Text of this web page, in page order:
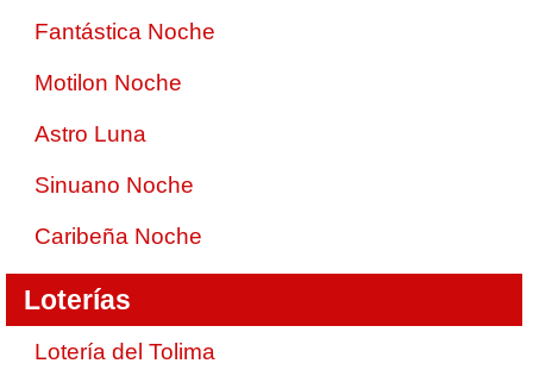
Fantástica Noche
Motilon Noche
Astro Luna
Sinuano Noche
Caribeña Noche
Loterías
Lotería del Tolima